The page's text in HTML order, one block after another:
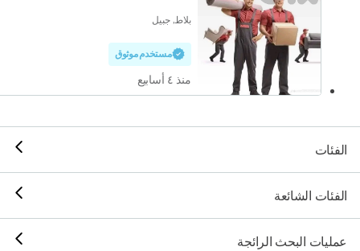
بلاط, جبيل
مستخدم موثوق
منذ ٤ أسابيع
الفئات
الفئات الشائعة
عمليات البحث الرائجة